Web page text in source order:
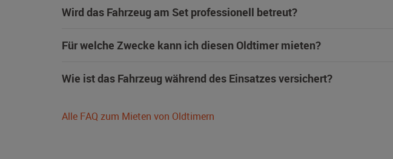
Wird das Fahrzeug am Set professionell betreut?
Für welche Zwecke kann ich diesen Oldtimer mieten?
Wie ist das Fahrzeug während des Einsatzes versichert?
Alle FAQ zum Mieten von Oldtimern